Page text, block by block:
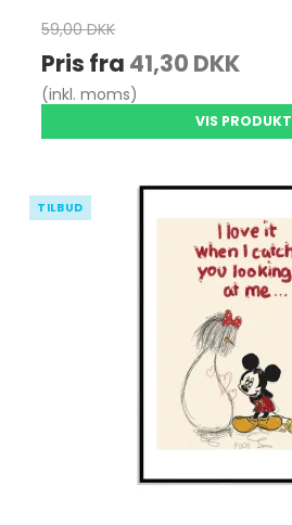
59,00 DKK
Pris fra 41,30 DKK
(inkl. moms)
VIS PRODUKT
TILBUD